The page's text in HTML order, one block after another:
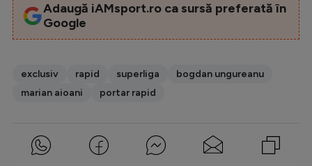
Adaugă iAMsport.ro ca sursă preferată în
Google
exclusiv rapid superliga
bogdan ungureanu
marian aioani
portar rapid